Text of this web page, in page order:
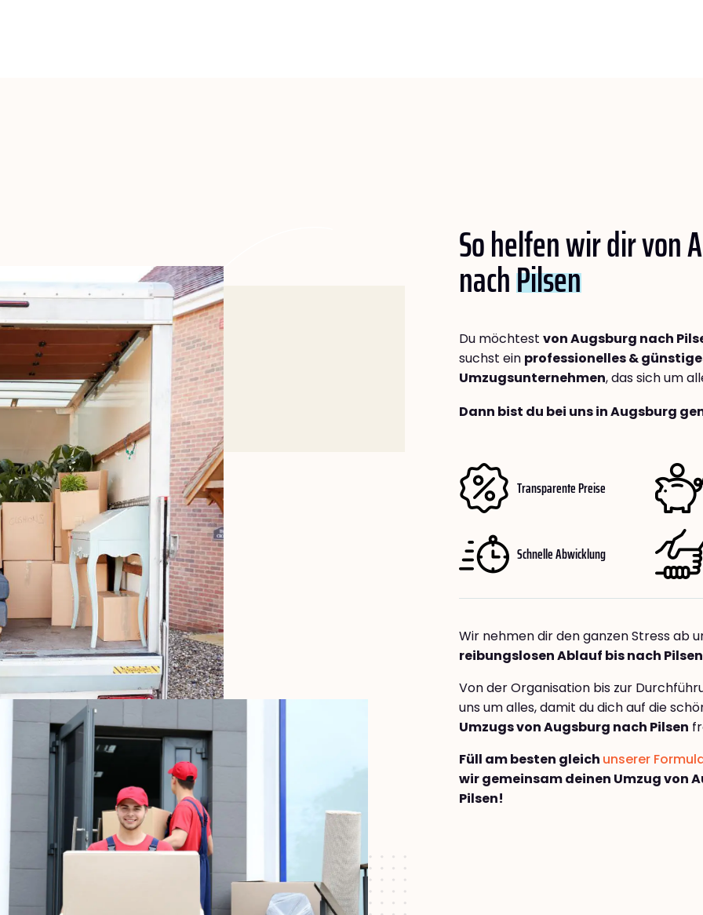
So helfen wir dir von
nachPilsen
Du möchtest von Augsburg nach
suchst ein professionelles &
Umzugsunternehmen, das sich um
Dann bist du bei uns in Augsburg
Transparente Preise
Schnelle Abwicklung
Wir nehmen dir den ganzen Stress ab
reibungslosen Ablauf bis nach Pilsen
Von der Organisation bis zur
uns um alles, damit du dich auf die
Umzugs von Augsburg nach Pilsen
Füll am besten gleich unserer
wir gemeinsam deinen Umzug von
Pilsen!